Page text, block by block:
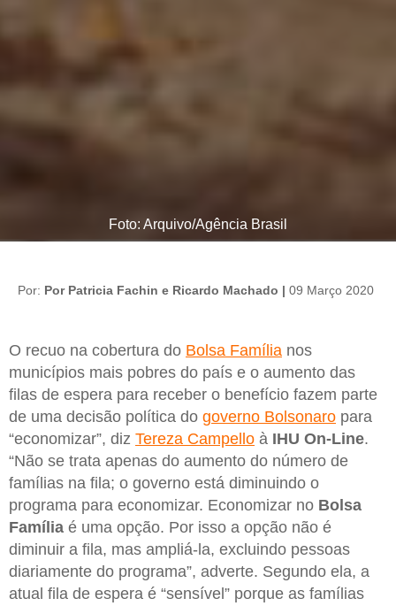
Foto: Arquivo/Agência Brasil
Por: Por Patricia Fachin e Ricardo Machado | 09 Março 2020
O recuo na cobertura do Bolsa Família nos
municípios mais pobres do país e o aumento das
filas de espera para receber o benefício fazem parte
de uma decisão política do governo Bolsonaro para
“economizar”, diz Tereza Campello à IHU On-Line.
“Não se trata apenas do aumento do número de
famílias na fila; o governo está diminuindo o
programa para economizar. Economizar no Bolsa
Família é uma opção. Por isso a opção não é
diminuir a fila, mas ampliá-la, excluindo pessoas
diariamente do programa”, adverte. Segundo ela, a
atual fila de espera é “sensível” porque as famílias